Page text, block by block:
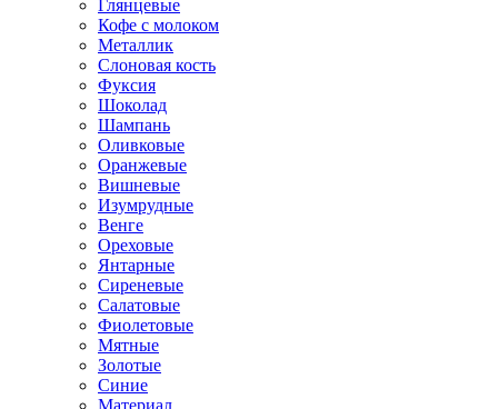
Глянцевые
Кофе с молоком
Металлик
Слоновая кость
Фуксия
Шоколад
Шампань
Оливковые
Оранжевые
Вишневые
Изумрудные
Венге
Ореховые
Янтарные
Сиреневые
Салатовые
Фиолетовые
Мятные
Золотые
Синие
Материал